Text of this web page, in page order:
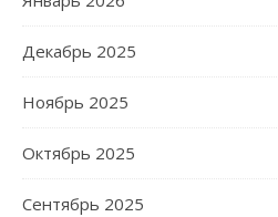
Декабрь 2025
Ноябрь 2025
Октябрь 2025
Сентябрь 2025